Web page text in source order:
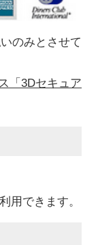
のみとさせて
「3Dセキュア
用できます。